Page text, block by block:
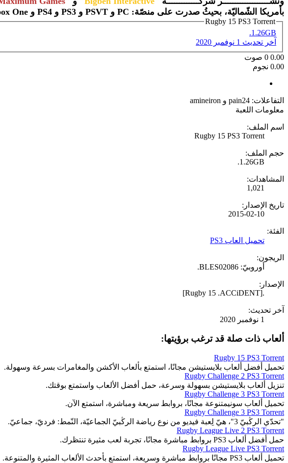
بأمريكا الشّماليّة، بحيثُ صدرت على منصّة: PC و PSVT و PS3 و PS4 و Xbox One و Xbox 360.
Rugby 15 PS3 Torrent
1.26GB.
آخر تحديث 1 نوفمبر 2020
0.00
0 صوت
0.00 نجوم
التفاعلات: pain24 و amineiron
معلومات اللعبة
اسم الملف:
Rugby 15 PS3 Torrent
حجم الملف:
1.26GB.
المشاهدات:
1,021
تاريخ الإصدار:
2015-02-10
الفئة:
تحميل العاب PS3
الريجون:
أوروبيّ: BLES02086.
الإصدار:
.[Rugby 15 .ACCiDENT]
آخر تحديث:
1 نوفمبر 2020
ألعاب ذات صلة قد ترغب برؤيتها:
Rugby 15 PS3 Torrent
تحميل أفضل ألعاب بلايستيشن مجانًا، استمتع بألعاب الأكشن والمغامرات بسرعة وسهولة.
Rugby Challenge 2 PS3 Torrent
تنزيل ألعاب بلايستيشن بسهولة وسرعة، حمل أفضل الألعاب واستمتع بوقتك.
Rugby Challenge 3 PS3 Torrent
تحميل ألعاب سونيمتنوعة مجانًا، بروابط سريعة ومباشرة، استمتع الآن.
Rugby Challenge 3 PS3 Torrent
"تحدّي الرڭبيّ 3"، هيّ لِعبة فيديو من نوع رياضة الرڭبيّ الجماعيّة، النّمط: فرديّ، جماعيّ.
Rugby League Live 2 PS3 Torrent
حمل أفضل ألعاب PS3 بروابط مباشرة مجانًا، تجربة لعب مثيرة تنتظرك.
Rugby League Live PS3 Torrent
تحميل ألعاب PS3 مجانًا بروابط مباشرة وسريعة، استمتع بأحدث الألعاب المثيرة والمتنوعة.